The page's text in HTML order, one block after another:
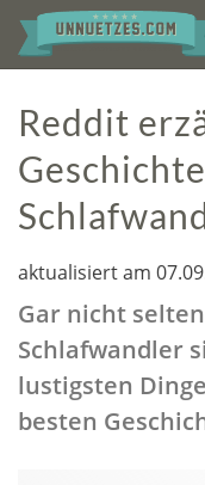
Reddit
aktualisiert am
Gar nicht
Schlafwandler
lustigsten
besten